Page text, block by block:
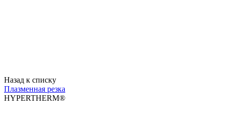
Назад к списку
Плазменная резка
HYPERTHERM®